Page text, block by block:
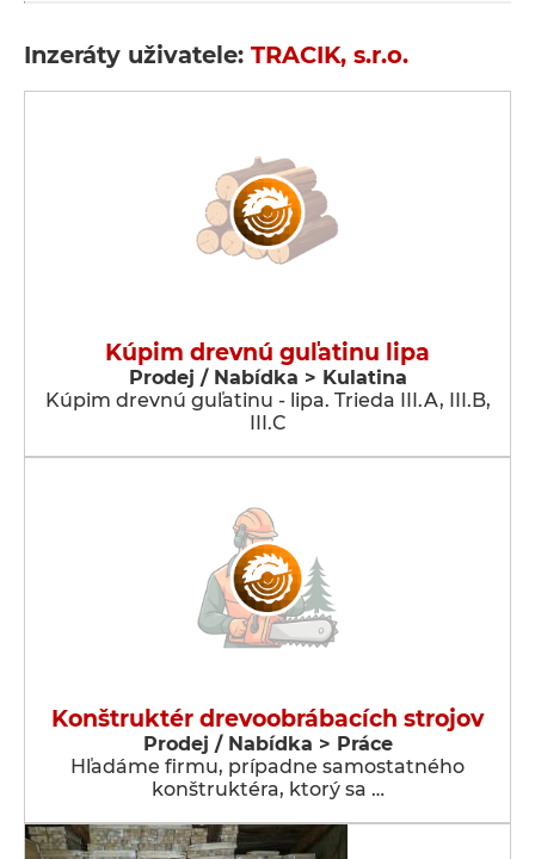
Inzeráty uživatele: TRACIK, s.r.o.
Kúpim drevnú guľatinu lipa
Prodej / Nabídka > Kulatina
Kúpim drevnú guľatinu - lipa. Trieda III.A, III.B,
III.C
Konštruktér drevoobrábacích strojov
Prodej / Nabídka > Práce
Hľadáme firmu, prípadne samostatného
konštruktéra, ktorý sa …